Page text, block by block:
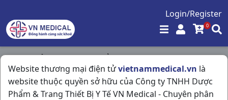
Login/Register
0
Website thương mại điện tửvietnammedical.vn là
website thuộc quyền sở hữu của Công ty TNHH Dược
Phẩm & Trang Thiết Bị Y Tế VN Medical - Chuyên phân
Trang chủ / Hóa - Mỹ Phẩm /
Cleo Hồng (da Nhạy Cảm) T50gr Việt Nam